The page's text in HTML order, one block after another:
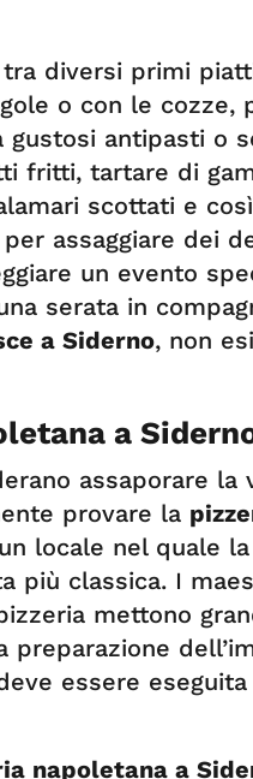
diversi primi
o con le cozze,
gustosi antipasti o
fritti, tartare di
scottati e
assaggiare dei
un evento
serata in
a Siderno, non
a
assaporare la
provare la
locale nel quale
più classica. I
mettono
preparazione
essere
napoletana a